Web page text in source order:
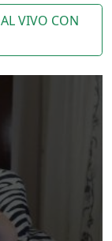
VIVO CON